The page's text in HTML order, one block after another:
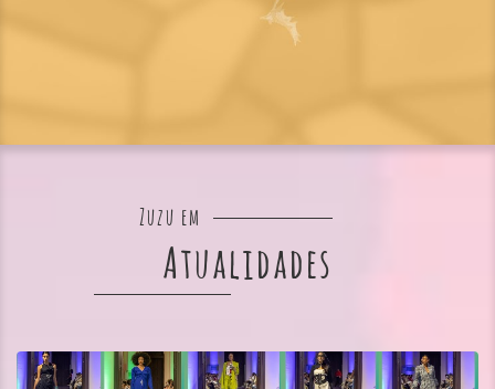
Zuzu em
Atualidades